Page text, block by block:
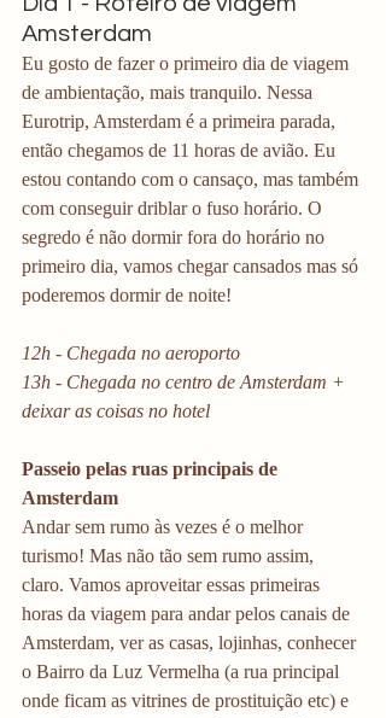
Amsterdam
Eu gosto de fazer o primeiro dia de viagem
de ambientação, mais tranquilo. Nessa
Eurotrip, Amsterdam é a primeira parada,
então chegamos de 11 horas de avião. Eu
estou contando com o cansaço, mas também
com conseguir driblar o fuso horário. O
segredo é não dormir fora do horário no
primeiro dia, vamos chegar cansados mas só
poderemos dormir de noite!
12h - Chegada no aeroporto
13h - Chegada no centro de Amsterdam +
deixar as coisas no hotel
Passeio pelas ruas principais de
Amsterdam
Andar sem rumo às vezes é o melhor
turismo! Mas não tão sem rumo assim,
claro. Vamos aproveitar essas primeiras
horas da viagem para andar pelos canais de
Amsterdam, ver as casas, lojinhas, conhecer
o Bairro da Luz Vermelha (a rua principal
onde ficam as vitrines de prostituição etc) e